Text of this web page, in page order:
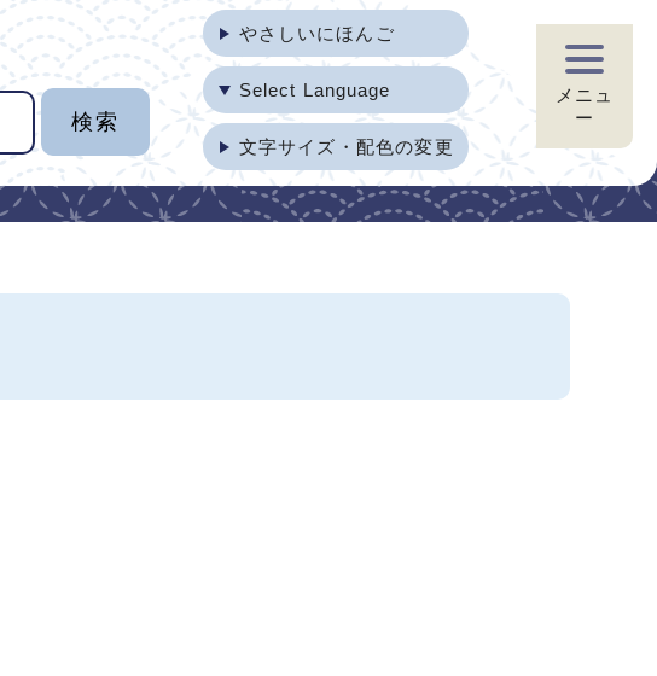
やさしいにほんご
Select Language
文字サイズ・配色の変更
メニュ
ー